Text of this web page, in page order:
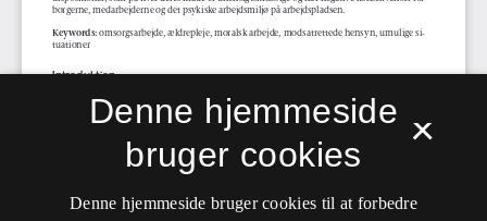
×
Denne hjemmeside
bruger cookies
Denne hjemmeside bruger cookies til at forbedre